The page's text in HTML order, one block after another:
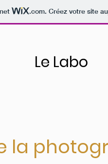
.com. Créez votre site
Le Labo
la